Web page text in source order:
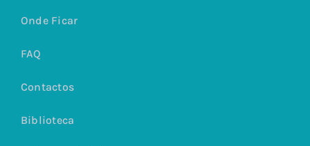
Onde Ficar
FAQ
Contactos
Biblioteca